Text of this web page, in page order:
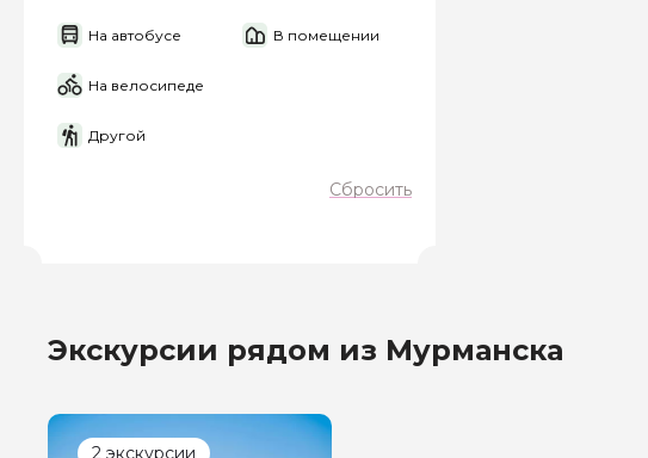
На автобусе В помещении
На велосипеде
Другой
Сбросить
Экскурсии рядом из Мурманска
2 экскурсии
Я даю своё согласие на обработку